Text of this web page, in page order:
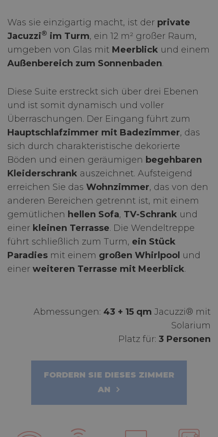
Was sie einzigartig macht, ist der private
Jacuzzi® im Turm, ein 12 m² großer Raum,
umgeben von Glas mit Meerblick und einem
Außenbereich zum Sonnenbaden.
Diese Suite erstreckt sich über drei Ebenen
und ist somit dynamisch und voller
Überraschungen. Der Eingang führt zum
Hauptschlafzimmer mit Badezimmer, das
sich durch charakteristische dekorierte
Böden und einen geräumigen begehbaren
Kleiderschrank auszeichnet. Aufsteigend
erreichen Sie das Wohnzimmer, das von den
anderen Bereichen getrennt ist, mit einem
gemütlichen hellen Sofa, TV-Schrank und
einer kleinen Terrasse. Die Wendeltreppe
führt schließlich zum Turm, ein Stück
Paradies mit einem großen Whirlpool und
einer weiteren Terrasse mit Meerblick.
Abmessungen: 43 + 15 qm Jacuzzi® mit
Solarium
Platz für: 3 Personen
FORDERN SIE DIESES ZIMMER
AN